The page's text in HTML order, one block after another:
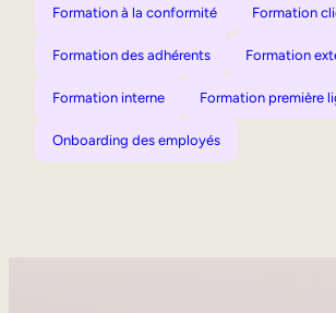
Formation à la conformité Formation
Formation des adhérents Formation
Formation interne Formation première
Onboarding des employés